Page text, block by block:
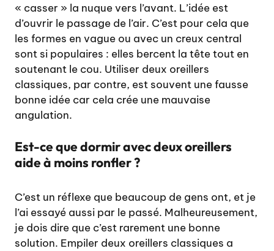
« casser » la nuque vers l’avant. L’idée est
d’ouvrir le passage de l’air. C’est pour cela que
les formes en vague ou avec un creux central
sont si populaires : elles bercent la tête tout en
soutenant le cou. Utiliser deux oreillers
classiques, par contre, est souvent une fausse
bonne idée car cela crée une mauvaise
angulation.
Est-ce que dormir avec deux oreillers
aide à moins ronfler ?
C’est un réflexe que beaucoup de gens ont, et je
l’ai essayé aussi par le passé. Malheureusement,
je dois dire que c’est rarement une bonne
solution. Empiler deux oreillers classiques a